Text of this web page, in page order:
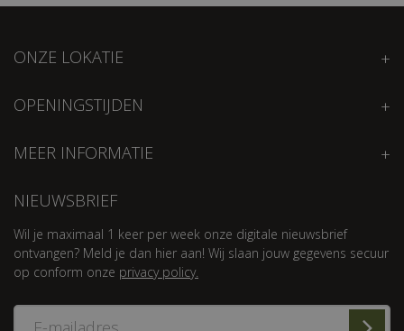
ONZE LOKATIE
OPENINGSTIJDEN
MEER INFORMATIE
NIEUWSBRIEF
Wil je maximaal 1 keer per week onze digitale nieuwsbrief
ontvangen? Meld je dan hier aan! Wij slaan jouw gegevens secuur
op conform onze privacy policy.